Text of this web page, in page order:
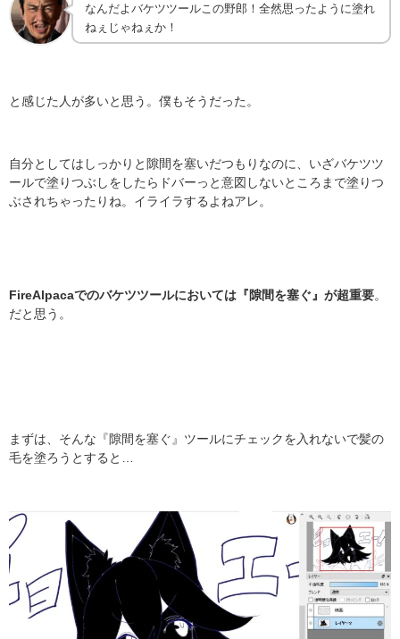
なんだよバケツツールこの野郎！全然思ったように塗れ
ねぇじゃねぇか！
と感じた人が多いと思う。僕もそうだった。
自分としてはしっかりと隙間を塞いだつもりなのに、いざバケツツ
ールで塗りつぶしをしたらドバーっと意図しないところまで塗りつ
ぶされちゃったりね。イライラするよねアレ。
FireAlpacaでのバケツツールにおいては『隙間を塞ぐ』が超重要
だと思う。
まずは、そんな『隙間を塞ぐ』ツールにチェックを入れないで髪の
毛を塗ろうとすると…